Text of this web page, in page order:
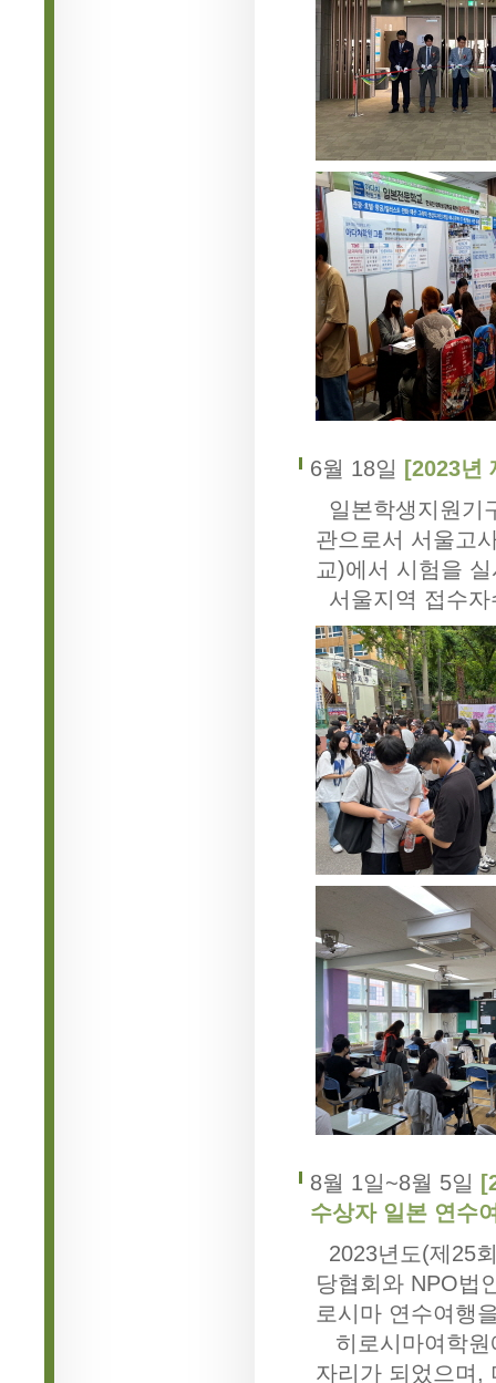
6월 18일 [2023년
일본학생지원기
관으로서 서울고
교)에서 시험을
서울지역 접수
8월 1일~8월 5일
수상자 일본 연수
2023년도(제25
당협회와 NPO법
로시마 연수여행
히로시마여학원
자리가 되었으며,